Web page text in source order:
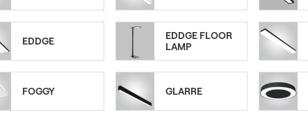
EDDGE
EDDGE FLOOR
LAMP
FOGGY GLARRE